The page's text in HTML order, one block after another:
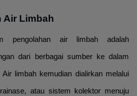
Air Limbah
pengolahan air limbah adalah
dari berbagai sumber ke dalam
limbah kemudian dialirkan melalui
atau sistem kolektor menuju